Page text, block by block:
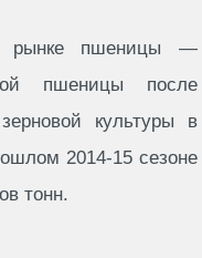
рынке пшеницы —
пшеницы после
культуры в
2014-15 сезоне
тонн.